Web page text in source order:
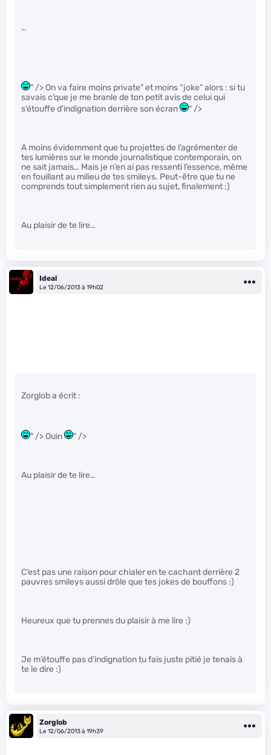
…
" /> On va faire moins private” et moins “joke” alors : si tu
savais c’que je me branle de ton petit avis de celui qui
s’étouffe d’indignation derrière son écran
" />
A moins évidemment que tu projettes de l’agrémenter de
tes lumières sur le monde journalistique contemporain, on
ne sait jamais… Mais je n’en ai pas ressenti l’essence, même
en fouillant au milieu de tes smileys. Peut-être que tu ne
comprends tout simplement rien au sujet, finalement ;)
Au plaisir de te lire…
Ideal
Le 12/06/2013 à 19h02
Zorglob a écrit :
" /> Ouin " />
Au plaisir de te lire…
C’est pas une raison pour chialer en te cachant derrière 2
pauvres smileys aussi drôle que tes jokes de bouffons :)
Heureux que tu prennes du plaisir à me lire :)
Je m’étouffe pas d’indignation tu fais juste pitié je tenais à
te le dire :)
Zorglob
Le 12/06/2013 à 19h39